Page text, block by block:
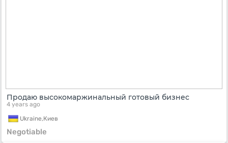
Продаю высокомаржинальный готовый бизнес
4 years ago
Ukraine,Киев
Negotiable